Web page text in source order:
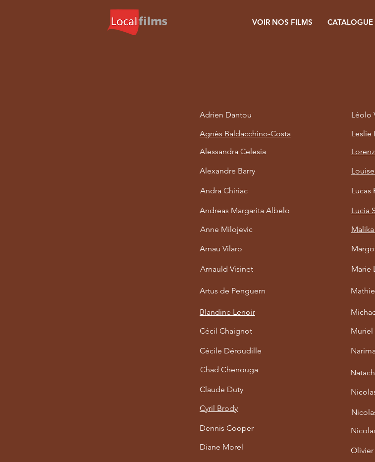
VOIR NOS FILMS CATALOGUE
Léolo
Leslie
Alessandra Celesia
Alexandre Barry
Andra Chiriac
Andreas Margarita Albelo
Anne Milojevic
Arnau Vilaro
Arnauld Visinet
Artus de Penguern
Blandine Lenoir
Cécil Chaignot
Cécile Déroudille
Chad Chenouga
Claude Duty
Cyril Brody
Dennis Cooper
Diane Morel
Olivier
Muriel
Adrien Dantou
Agnès Baldacchino-Costa
Lucas
Lucia
Marie